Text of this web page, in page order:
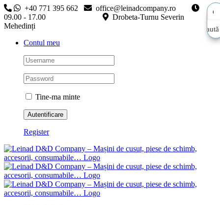
Skip
to
content
+40 771 395 662
office@leinadcompany.ro
09.00 - 17.00
Drobeta-Turnu Severin
Mehedinți
Contul meu
Tine-ma minte
Register
Caută
Caută